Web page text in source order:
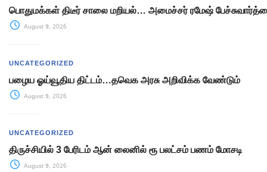
பொதுமக்கள் திடீர் சாலை மறியல்… அமைச்சர் ரமேஷ்
August 9, 2026
UNCATEGORIZED
பழைய ஓய்வூதிய திட்டம்…தவெக அரசு அறிவிக்க வேண்டும்
August 9, 2026
UNCATEGORIZED
திருச்சியில் 3 பேரிடம் ஆன் லைனில் ரூ பலட்சம் பணம் மோசடி
August 9, 2026